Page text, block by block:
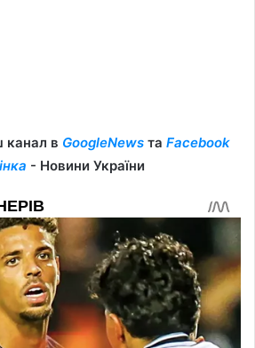
канал в GoogleNews та Facebook
- Новини України